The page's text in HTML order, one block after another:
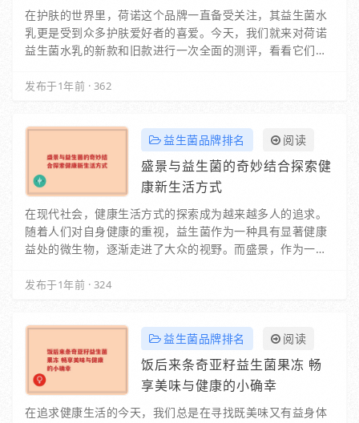
在护肤的世界里，荷诺这个品牌一直备受关注，其益生菌水
乳更是受到众多护肤爱好者的喜爱。今天，我们就来对荷诺
益生菌水乳的新款和旧款进行一次全面的测评，看看它们各
发布于1年前 · 362
益生菌品牌排名 阅读
盛景与益生菌的奇妙结合探索健
康新生活方式
在现代社会，健康生活方式的探索成为越来越多人的追求。
随着人们对自身健康的重视，益生菌作为一种具有显著健康
益处的微生物，逐渐走进了大众的视野。而盛景，作为一个
发布于1年前 · 324
益生菌品牌排名 阅读
饭后来条奇亚籽益生菌果冻 畅
享美味与健康的小确幸
在追求健康生活的今天，我们总是在寻找既美味又有益身体